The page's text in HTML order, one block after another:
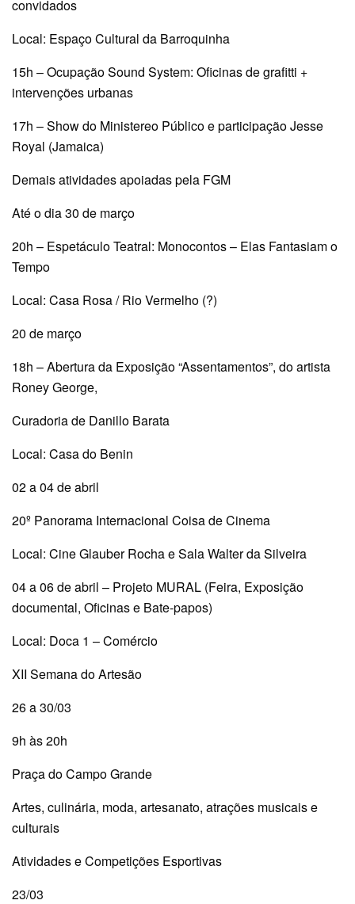
convidados
Local: Espaço Cultural da Barroquinha
15h – Ocupação Sound System: Oficinas de grafitti +
intervenções urbanas
17h – Show do Ministereo Público e participação Jesse
Royal (Jamaica)
Demais atividades apoiadas pela FGM
Até o dia 30 de março
20h – Espetáculo Teatral: Monocontos – Elas Fantasiam o
Tempo
Local: Casa Rosa / Rio Vermelho (?)
20 de março
18h – Abertura da Exposição “Assentamentos”, do artista
Roney George,
Curadoria de Danillo Barata
Local: Casa do Benin
02 a 04 de abril
20º Panorama Internacional Coisa de Cinema
Local: Cine Glauber Rocha e Sala Walter da Silveira
04 a 06 de abril – Projeto MURAL (Feira, Exposição
documental, Oficinas e Bate-papos)
Local: Doca 1 – Comércio
XII Semana do Artesão
26 a 30/03
9h às 20h
Praça do Campo Grande
Artes, culinária, moda, artesanato, atrações musicais e
culturais
Atividades e Competições Esportivas
23/03